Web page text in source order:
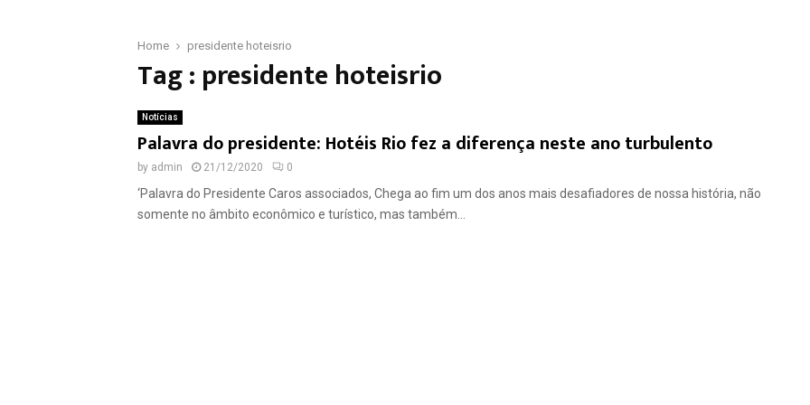
Home presidente hoteisrio
Tag : presidente hoteisrio
Notícias
Palavra do presidente: Hotéis Rio fez a diferença neste ano turbulento
by admin 21/12/2020 0
‘Palavra do Presidente Caros associados, Chega ao fim um dos anos mais desafiadores de nossa história, não
somente no âmbito econômico e turístico, mas também...